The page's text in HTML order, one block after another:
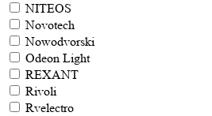
NITEOS
Novotech
Nowodvorski
Odeon Light
REXANT
Rivoli
Rvelectro